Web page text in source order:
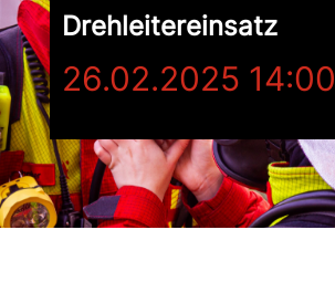
Drehleitereinsatz
26.02.2025 14:00